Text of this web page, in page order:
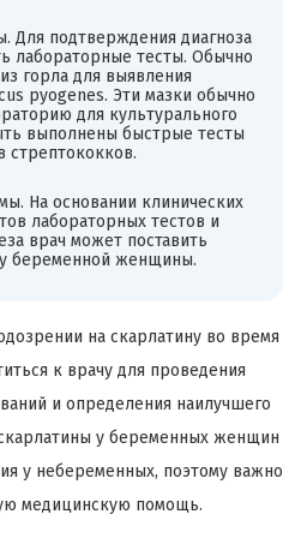
Для подтверждения диагноза
лабораторные тесты. Обычно
горла для выявления
pyogenes. Эти мазки обычно
для культурального
выполнены быстрые тесты
стрептококков.
На основании клинических
лабораторных тестов и
врач может поставить
беременной женщины.
на скарлатину во время
к врачу для проведения
и определения наилучшего
у беременных женщин
у небеременных, поэтому важно
медицинскую помощь.